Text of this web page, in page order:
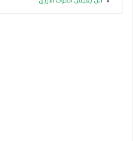
أين يعيش الحوت الأزرق